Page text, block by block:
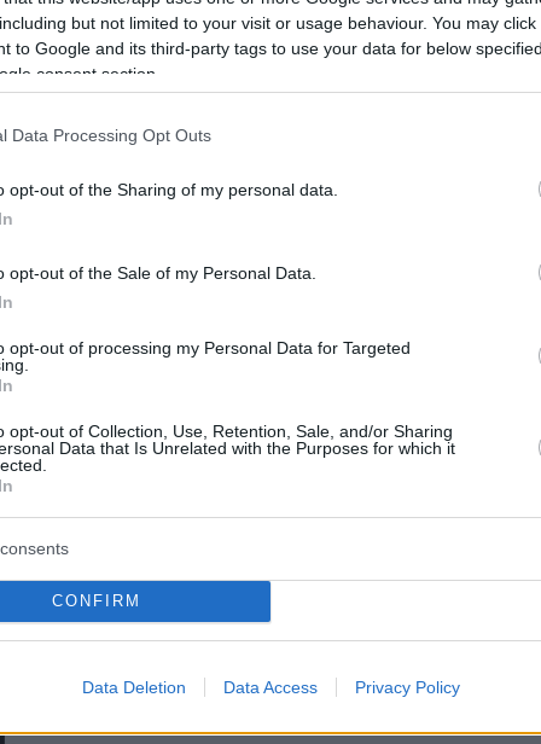
but not limited to your visit or usage behaviour. You may
to Google and its third-party tags to use your data for below
consent section.
Data Processing Opt Outs
opt-out of the Sharing of my personal data.
opt-out of the Sale of my Personal Data.
opt-out of processing my Personal Data for Targeted
opt-out of Collection, Use, Retention, Sale, and/or Sharing
Data that Is Unrelated with the Purposes for which it
CONFIRM
Data Deletion Data Access Privacy Policy
η καταστροφή
σφραγίδα στο
της εμπλοκής
όπως δεν τον
πιο λεπτομερείς
καταγραφεί
με μια από
του Φαραώ»
Marfin
Καρυστιανού: Kάποιοι
πριν 41 λεπτά
κρατά μακριά τα κουνούπια για 3
Η ντομάτα στο μικροσκόπιο: Τι
Φωτιά στο Λασίθι, κοντά στον
πριν μία ώρα
ΕΙΔΗΣΕΙΣ